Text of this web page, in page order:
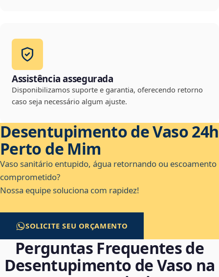
Assistência assegurada
Disponibilizamos suporte e garantia, oferecendo retorno
caso seja necessário algum ajuste.
Desentupimento de Vaso 24h
Perto de Mim
Vaso sanitário entupido, água retornando ou escoamento
comprometido?
Nossa equipe soluciona com rapidez!
SOLICITE SEU ORÇAMENTO
Perguntas Frequentes de
Desentupimento de Vaso na